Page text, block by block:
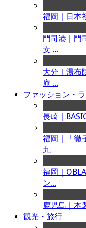
福岡｜日本
門司港｜門
文 ...
大分｜湯布
庵 ...
ファッション・
長崎｜
福岡｜「徹
九...
福岡｜
ン...
鹿児島｜木
観光・旅行